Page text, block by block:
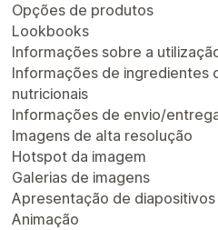
Opções de produtos
Lookbooks
Informações sobre a
Informações de ingredientes
nutricionais
Informações de envio/
Imagens de alta resolução
Hotspot da imagem
Galerias de imagens
Apresentação de diapositivos
Animação